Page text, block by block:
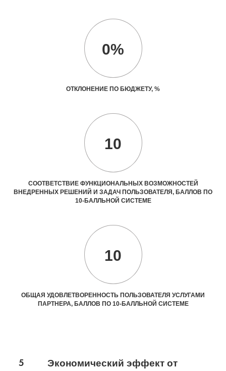
0%
ОТКЛОНЕНИЕ ПО БЮДЖЕТУ, %
10
СООТВЕТСТВИЕ ФУНКЦИОНАЛЬНЫХ ВОЗМОЖНОСТЕЙ
ВНЕДРЕННЫХ РЕШЕНИЙ И ЗАДАЧ ПОЛЬЗОВАТЕЛЯ, БАЛЛОВ ПО
10-БАЛЛЬНОЙ СИСТЕМЕ
10
ОБЩАЯ УДОВЛЕТВОРЕННОСТЬ ПОЛЬЗОВАТЕЛЯ УСЛУГАМИ
ПАРТНЕРА, БАЛЛОВ ПО 10-БАЛЛЬНОЙ СИСТЕМЕ
5 Экономический эффект от